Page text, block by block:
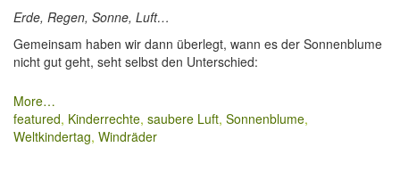
Erde, Regen, Sonne, Luft…
Gemeinsam haben wir dann überlegt, wann es der Sonnenblume
nicht gut geht, seht selbst den Unterschied:
More…
featured, Kinderrechte, saubere Luft, Sonnenblume,
Weltkindertag, Windräder